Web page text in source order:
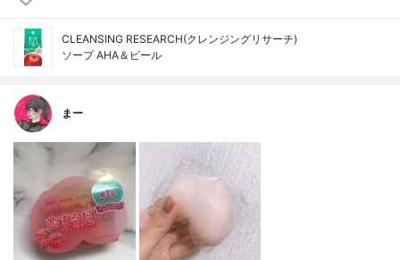
CLEANSING RESEARCH(クレンジングリサーチ)
ソープ AHA＆ピール
まー